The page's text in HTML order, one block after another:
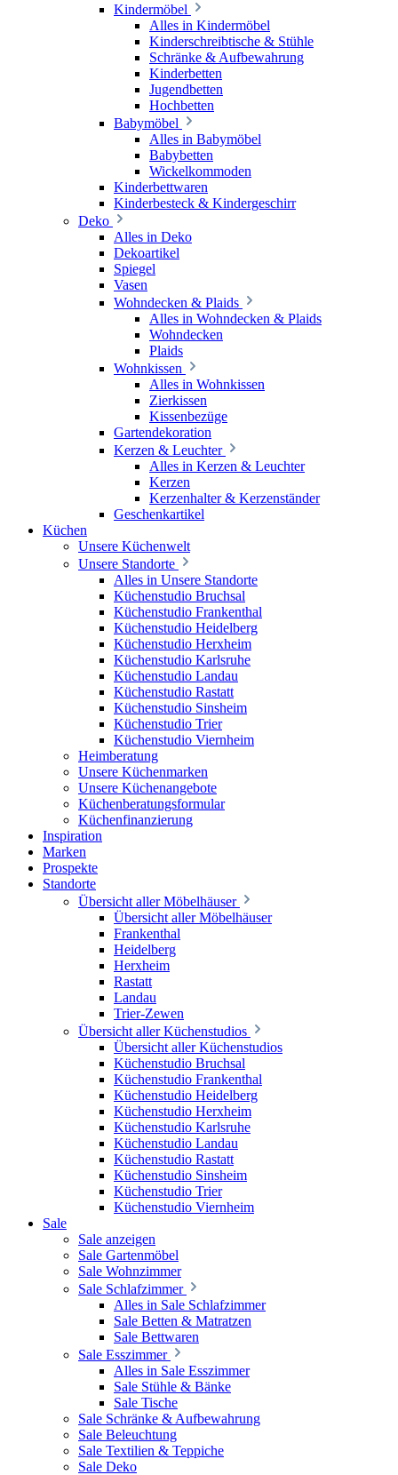
Kindermöbel
Alles in Kindermöbel
Kinderschreibtische & Stühle
Schränke & Aufbewahrung
Kinderbetten
Jugendbetten
Hochbetten
Babymöbel
Alles in Babymöbel
Babybetten
Wickelkommoden
Kinderbettwaren
Kinderbesteck & Kindergeschirr
Deko
Alles in Deko
Dekoartikel
Spiegel
Vasen
Wohndecken & Plaids
Alles in Wohndecken & Plaids
Wohndecken
Plaids
Wohnkissen
Alles in Wohnkissen
Zierkissen
Kissenbezüge
Gartendekoration
Kerzen & Leuchter
Alles in Kerzen & Leuchter
Kerzen
Kerzenhalter & Kerzenständer
Geschenkartikel
Küchen
Unsere Küchenwelt
Unsere Standorte
Alles in Unsere Standorte
Küchenstudio Bruchsal
Küchenstudio Frankenthal
Küchenstudio Heidelberg
Küchenstudio Herxheim
Küchenstudio Karlsruhe
Küchenstudio Landau
Küchenstudio Rastatt
Küchenstudio Sinsheim
Küchenstudio Trier
Küchenstudio Viernheim
Heimberatung
Unsere Küchenmarken
Unsere Küchenangebote
Küchenberatungsformular
Küchenfinanzierung
Inspiration
Marken
Prospekte
Standorte
Übersicht aller Möbelhäuser
Übersicht aller Möbelhäuser
Frankenthal
Heidelberg
Herxheim
Rastatt
Landau
Trier-Zewen
Übersicht aller Küchenstudios
Übersicht aller Küchenstudios
Küchenstudio Bruchsal
Küchenstudio Frankenthal
Küchenstudio Heidelberg
Küchenstudio Herxheim
Küchenstudio Karlsruhe
Küchenstudio Landau
Küchenstudio Rastatt
Küchenstudio Sinsheim
Küchenstudio Trier
Küchenstudio Viernheim
Sale
Sale anzeigen
Sale Gartenmöbel
Sale Wohnzimmer
Sale Schlafzimmer
Alles in Sale Schlafzimmer
Sale Betten & Matratzen
Sale Bettwaren
Sale Esszimmer
Alles in Sale Esszimmer
Sale Stühle & Bänke
Sale Tische
Sale Schränke & Aufbewahrung
Sale Beleuchtung
Sale Textilien & Teppiche
Sale Deko